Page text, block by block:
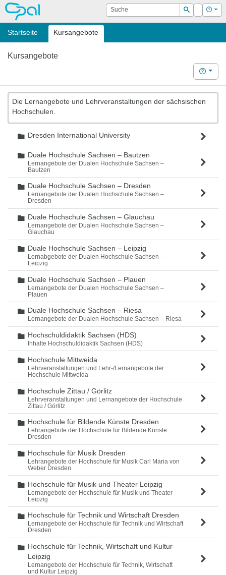
OPAL Suche
Suchen
Login Hilfe
Startseite Kursangebote
Kursangebote
Hilfe
Die Lernangebote und Lehrveranstaltungen der sächsischen
Hochschulen.
Ordner
Dresden International University
Ordner
Duale Hochschule Sachsen – Bautzen
Lernangebote der Dualen Hochschule Sachsen –
Bautzen
Ordner
Duale Hochschule Sachsen – Dresden
Lernangebote der Dualen Hochschule Sachsen –
Dresden
Ordner
Duale Hochschule Sachsen – Glauchau
Lernangebote der Dualen Hochschule Sachsen –
Glauchau
Ordner
Duale Hochschule Sachsen – Leipzig
Lernabgebote der Dualen Hochschule Sachsen –
Leipzig
Ordner
Duale Hochschule Sachsen – Plauen
Lernangebote der Dualen Hochschule Sachsen –
Plauen
Ordner
Duale Hochschule Sachsen – Riesa
Lernangebote der Dualen Hochschule Sachsen – Riesa
Ordner
Hochschuldidaktik Sachsen (HDS)
Inhalte Hochschuldidaktik Sachsen (HDS)
Ordner
Hochschule Mittweida
Lehrveranstaltungen und Lehr-/Lernangebote der
Hochschule Mittweida
Ordner
Hochschule Zittau / Görlitz
Lehrveranstaltungen und Lernangebote der Hochschule
Zittau / Görlitz
Ordner
Hochschule für Bildende Künste Dresden
Lehrangebote der Hochschule für Bildende Künste
Dresden
Ordner
Hochschule für Musik Dresden
Lehrangebote der Hochschule für Musik Carl Maria von
Weber Dresden
Ordner
Hochschule für Musik und Theater Leipzig
Lernangebote der Hochschule für Musik und Theater
Leipzig
Ordner
Hochschule für Technik und Wirtschaft Dresden
Lernangebote der Hochschule für Technik und Wirtschaft
Dresden
Ordner
Hochschule für Technik, Wirtschaft und Kultur
Leipzig
Lernangebote der Hochschule für Technik, Wirtschaft
und Kultur Leipzig